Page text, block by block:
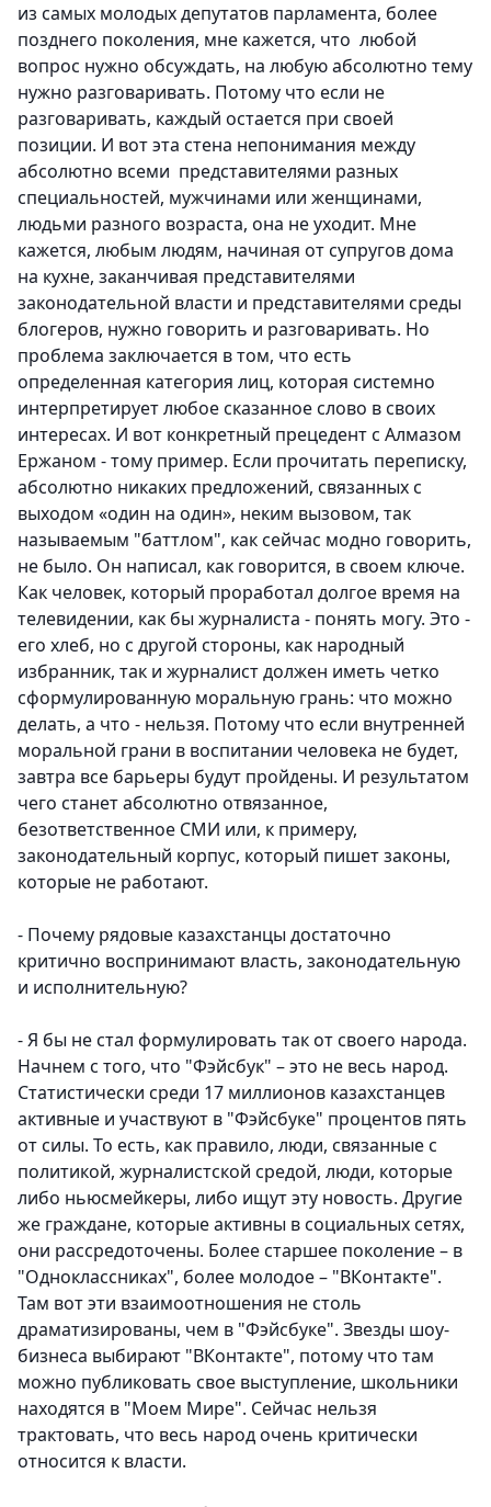
из самых молодых депутатов парламента, более
позднего поколения, мне кажется, что любой
вопрос нужно обсуждать, на любую абсолютно тему
нужно разговаривать. Потому что если не
разговаривать, каждый остается при своей
позиции. И вот эта стена непонимания между
абсолютно всеми представителями разных
специальностей, мужчинами или женщинами,
людьми разного возраста, она не уходит. Мне
кажется, любым людям, начиная от супругов дома
на кухне, заканчивая представителями
законодательной власти и представителями среды
блогеров, нужно говорить и разговаривать. Но
проблема заключается в том, что есть
определенная категория лиц, которая системно
интерпретирует любое сказанное слово в своих
интересах. И вот конкретный прецедент с Алмазом
Ержаном - тому пример. Если прочитать переписку,
абсолютно никаких предложений, связанных с
выходом «один на один», неким вызовом, так
называемым "баттлом", как сейчас модно говорить,
не было. Он написал, как говорится, в своем ключе.
Как человек, который проработал долгое время на
телевидении, как бы журналиста - понять могу. Это -
его хлеб, но с другой стороны, как народный
избранник, так и журналист должен иметь четко
сформулированную моральную грань: что можно
делать, а что - нельзя. Потому что если внутренней
моральной грани в воспитании человека не будет,
завтра все барьеры будут пройдены. И результатом
чего станет абсолютно отвязанное,
безответственное СМИ или, к примеру,
законодательный корпус, который пишет законы,
которые не работают.
- Почему рядовые казахстанцы достаточно
критично воспринимают власть, законодательную
и исполнительную?
- Я бы не стал формулировать так от своего народа.
Начнем с того, что "Фэйсбук" – это не весь народ.
Статистически среди 17 миллионов казахстанцев
активные и участвуют в "Фэйсбуке" процентов пять
от силы. То есть, как правило, люди, связанные с
политикой, журналистской средой, люди, которые
либо ньюсмейкеры, либо ищут эту новость. Другие
же граждане, которые активны в социальных сетях,
они рассредоточены. Более старшее поколение – в
"Одноклассниках", более молодое – "ВКонтакте".
Там вот эти взаимоотношения не столь
драматизированы, чем в "Фэйсбуке". Звезды шоу-
бизнеса выбирают "ВКонтакте", потому что там
можно публиковать свое выступление, школьники
находятся в "Моем Мире". Сейчас нельзя
трактовать, что весь народ очень критически
относится к власти.